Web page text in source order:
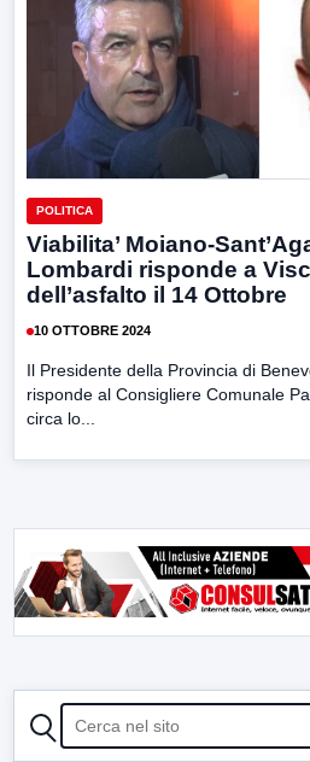
POLITICA
Viabilita’ Moiano-
Lombardi risponde a
dell’asfalto il 14 Ottobre
10 OTTOBRE 2024
Il Presidente della Provincia di
risponde al Consigliere Comunale
circa lo...
CERCA